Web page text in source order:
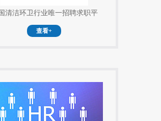
清洁环卫行业唯一招聘求职平
查看+